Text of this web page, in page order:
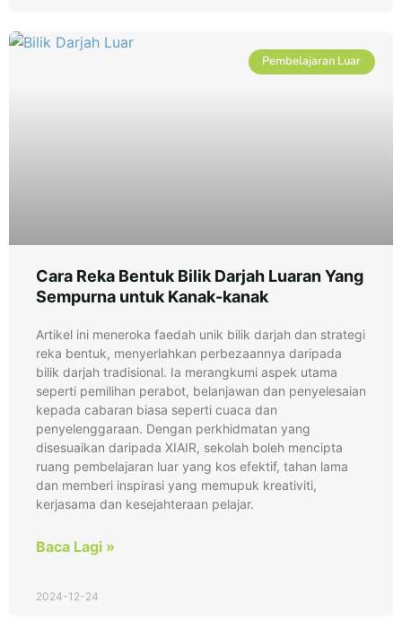
Pembelajaran Luar
Cara Reka Bentuk Bilik Darjah Luaran Yang
Sempurna untuk Kanak-kanak
Artikel ini meneroka faedah unik bilik darjah dan strategi
reka bentuk, menyerlahkan perbezaannya daripada
bilik darjah tradisional. Ia merangkumi aspek utama
seperti pemilihan perabot, belanjawan dan penyelesaian
kepada cabaran biasa seperti cuaca dan
penyelenggaraan. Dengan perkhidmatan yang
disesuaikan daripada XIAIR, sekolah boleh mencipta
ruang pembelajaran luar yang kos efektif, tahan lama
dan memberi inspirasi yang memupuk kreativiti,
kerjasama dan kesejahteraan pelajar.
Baca Lagi »
2024-12-24